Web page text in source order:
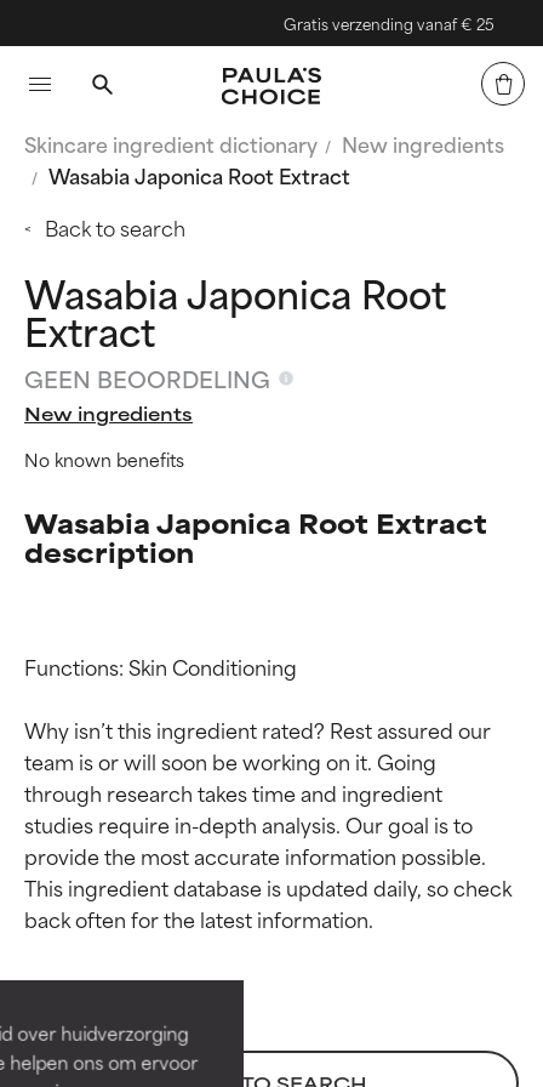
over huidverzorging
helpen ons om ervoor
Gratis verzending vanaf € 25
Skincare ingredient dictionary
New ingredients
Wasabia Japonica Root Extract
Back to search
Wasabia Japonica Root
Extract
GEEN BEOORDELING
New ingredients
No known benefits
Wasabia Japonica Root Extract
description
Functions: Skin Conditioning
Why isn’t this ingredient rated? Rest assured our
team is or will soon be working on it. Going
through research takes time and ingredient
studies require in-depth analysis. Our goal is to
provide the most accurate information possible.
This ingredient database is updated daily, so check
Beoordelingen van
ingrediënten
Bewezen en ondersteund door
onafhankelijk onderzoek.
Beoordelingen van
ingrediënten
Bewezen en ondersteund door
onafhankelijk onderzoek.